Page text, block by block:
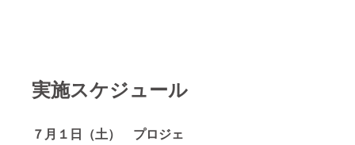
実施スケジュール
７月１日（土） プロジェ